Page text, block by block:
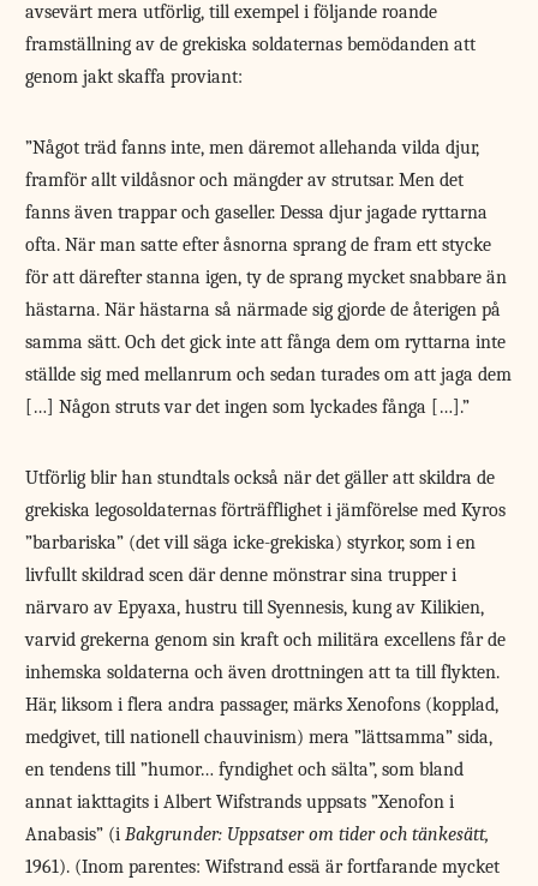
avsevärt mera utförlig, till exempel i följande roande
framställning av de grekiska soldaternas bemödanden att
genom jakt skaffa proviant:
”Något träd fanns inte, men däremot allehanda vilda djur,
framför allt vildåsnor och mängder av strutsar. Men det
fanns även trappar och gaseller. Dessa djur jagade ryttarna
ofta. När man satte efter åsnorna sprang de fram ett stycke
för att därefter stanna igen, ty de sprang mycket snabbare än
hästarna. När hästarna så närmade sig gjorde de återigen på
samma sätt. Och det gick inte att fånga dem om ryttarna inte
ställde sig med mellanrum och sedan turades om att jaga dem
[…] Någon struts var det ingen som lyckades fånga […].”
Utförlig blir han stundtals också när det gäller att skildra de
grekiska legosoldaternas förträfflighet i jämförelse med Kyros
”barbariska” (det vill säga icke-grekiska) styrkor, som i en
livfullt skildrad scen där denne mönstrar sina trupper i
närvaro av Epyaxa, hustru till Syennesis, kung av Kilikien,
varvid grekerna genom sin kraft och militära excellens får de
inhemska soldaterna och även drottningen att ta till flykten.
Här, liksom i flera andra passager, märks Xenofons (kopplad,
medgivet, till nationell chauvinism) mera ”lättsamma” sida,
en tendens till ”humor… fyndighet och sälta”, som bland
annat iakttagits i Albert Wifstrands uppsats ”Xenofon i
Anabasis” (iBakgrunder: Uppsatser om tider och tänkesätt,
1961). (Inom parentes: Wifstrand essä är fortfarande mycket